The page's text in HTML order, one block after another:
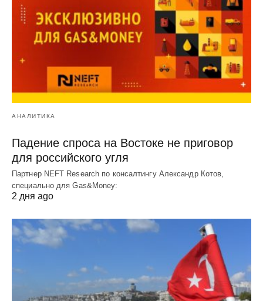
АНАЛИТИКА
Падение спроса на Востоке не приговор
для российского угля
Партнер NEFT Research по консалтингу Александр Котов,
специально для Gas&Money:
2 дня ago